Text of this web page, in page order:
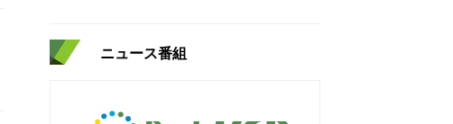
ニュース番組